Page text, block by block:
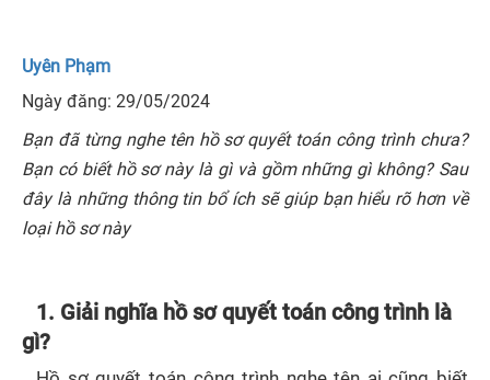
Uyên Phạm
Ngày đăng: 29/05/2024
Bạn đã từng nghe tên hồ sơ quyết toán công trình chưa?
Bạn có biết hồ sơ này là gì và gồm những gì không? Sau
đây là những thông tin bổ ích sẽ giúp bạn hiểu rõ hơn về
loại hồ sơ này
1. Giải nghĩa hồ sơ quyết toán công trình là
gì?